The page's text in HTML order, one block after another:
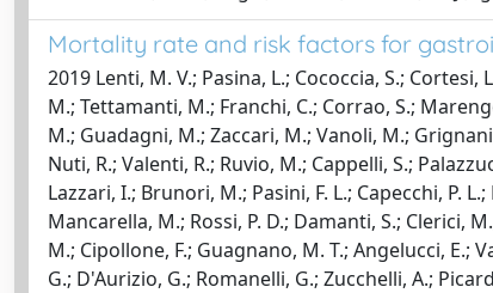
Mortality rate and risk factors for
2019 Lenti, M. V.; Pasina, L.; Cococcia, S.;
M.; Tettamanti, M.; Franchi, C.; Corrao, S.;
M.; Guadagni, M.; Zaccari, M.; Vanoli, M.;
Nuti, R.; Valenti, R.; Ruvio, M.; Cappelli, S.;
Lazzari, I.; Brunori, M.; Pasini, F. L.; Capecchi, P.
Mancarella, M.; Rossi, P. D.; Damanti, S.; Clerici,
M.; Cipollone, F.; Guagnano, M. T.; Angelucci, E.;
G.; D'Aurizio, G.; Romanelli, G.; Zucchelli, A.;